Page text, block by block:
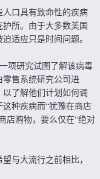
口具有致命性的疾病
所。由于大多数美国
适应只是时间问题。
项研究试图了解该病毒
售系统研究公司进
了解他们计划如何调
种疾病而“犹豫在商店
店购物，要么仅在“绝对
与大流行之前相比，